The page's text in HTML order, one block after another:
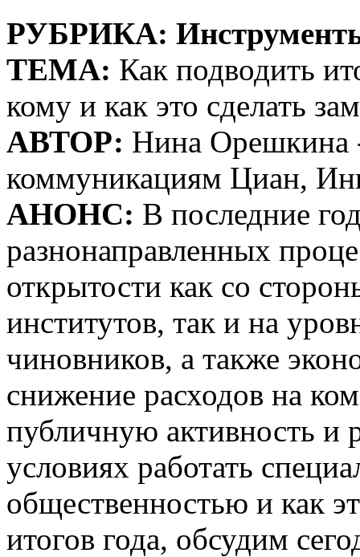
РУБРИКА:
ТЕМА: Как подводить
кому и как это сделать
АВТОР: Нина Орешкина
коммуникациям Циан,
АНОНС: В последние
разнонаправленных
открытости как со
институтов, так и на
чиновников, а также
снижение расходов на
публичную активность и
условиях работать
общественностью и как
итогов года, обсудим